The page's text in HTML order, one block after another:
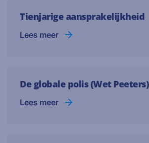
Tienjarige aansprakelijkheid
Lees meer
De globale polis (Wet Peeters)
Lees meer